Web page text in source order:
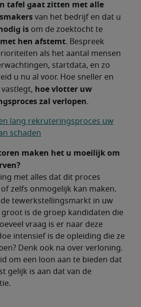
tafel gaat zitten met alle
van het bedrijf en dat u
is om de zoektocht te
met hen afstemt. Bespreek
als het aantal mensen
startdata, en zo
u nu al voor. Hoe sneller en
hoe vlotter uw
zal verlopen.
lang rekruteringsproces uw
schaden
maken het u moeilijk om
met alles dat dit proces
zelfs onmogelijk kan maken.
de tewerkstellingsmarkt in uw
groot is de groep kandidaten die
vraag is er naar deze
intensief is de opleiding die ze
Denk ook na over verloning.
om een loon aan te bieden dat
gelijk is aan dat van de